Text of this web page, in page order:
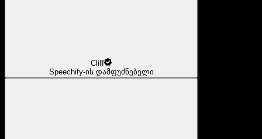
Cliff
Speechify-ის დამფუძნებელი